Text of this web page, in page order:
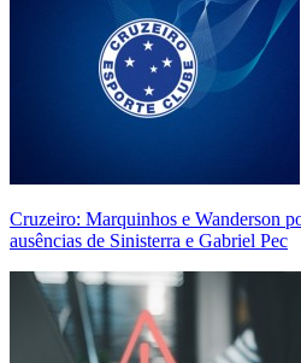
Cruzeiro: Marquinhos e Wanderson
ausências de Sinisterra e Gabriel Pec